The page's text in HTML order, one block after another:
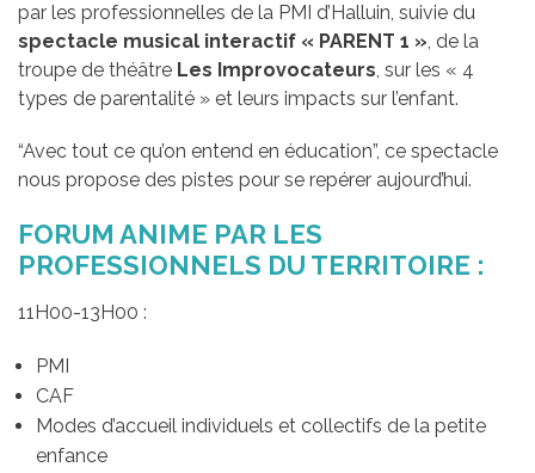
par les professionnelles de la PMI d’Halluin, suivie du
spectacle musical interactif « PARENT 1 », de la
troupe de théâtre Les Improvocateurs, sur les « 4
types de parentalité » et leurs impacts sur l’enfant.
“Avec tout ce qu’on entend en éducation”, ce spectacle
nous propose des pistes pour se repérer aujourd’hui.
FORUM ANIME PAR LES
PROFESSIONNELS DU TERRITOIRE :
11H00-13H00 :
PMI
CAF
Modes d’accueil individuels et collectifs de la petite
enfance